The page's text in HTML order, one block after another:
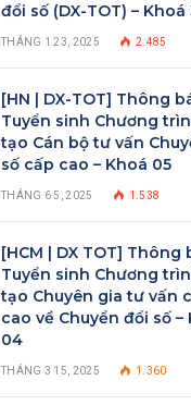
đổi số (DX-TOT) – Khoá
THÁNG 1 23, 2025 2.485
[HN | DX-TOT] Thông
Tuyển sinh Chương
tạo Cán bộ tư vấn
số cấp cao – Khoá 05
THÁNG 6 5, 2025 1.538
[HCM | DX TOT] Thông
Tuyển sinh Chương
tạo Chuyên gia tư vấn
cao về Chuyển đổi số –
04
THÁNG 3 15, 2025 1.360